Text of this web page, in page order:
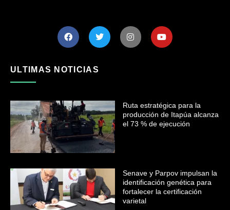
ULTIMAS NOTICIAS
Ruta estratégica para la
producción de Itapúa alcanza
el 73 % de ejecución
Senave y Parpov impulsan la
identificación genética para
fortalecer la certificación
varietal